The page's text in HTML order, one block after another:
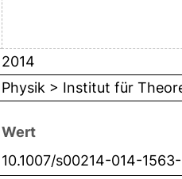
2014
Physik > Institut für
Wert
10.1007/s00214-014-